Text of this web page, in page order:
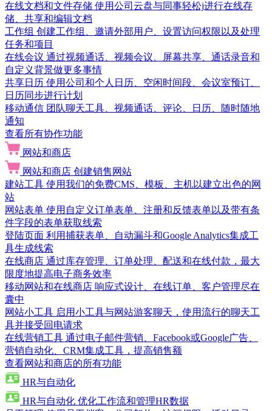
在线文档和文件存储 使用公司云盘与同事轻松j进行在线存
储、共享和编辑文档
工作组 创建工作组、邀请外部用户、设置访问权限以及处理
任务和项目
在线会议 通过视频通话、视频会议、屏幕共享、通话录音和
自定义背景做更多事情
共享日历 使用公司和个人日历、空闲时间段、会议室预订、
日历同步进行计划
移动通信 团队聊天工具、视频通话、评论、日历、随时随地
通知
查看所有协作功能
网站和商店
网站和商店 创建销售网站
建站工具 使用我们的免费CMS、模板、主机以建立出色的网
站
网站表单 使用自定义订单表单、注册和反馈表单以及带有条
件字段的表单获取线索
登陆页面 利用捕获表单、自动漏斗和Google Analytics集成工
具生成线索
在线商店 通过库存管理、订单处理、配送和在线付款，最大
限度地提高电子商务效率
移动网站和在线商店 响应式设计、在线订单、客户管理尽在
囊中
网站小工具 启用小工具与网站游客聊天，使用流行的聊天工
具并接受回电请求
在线营销工具 通过电子邮件营销、Facebook或Google广告、
营销自动化、CRM集成工具，提高销售额
查看网站和商店的所有功能
HR与自动化
HR与自动化 优化工作流和管理HR数据